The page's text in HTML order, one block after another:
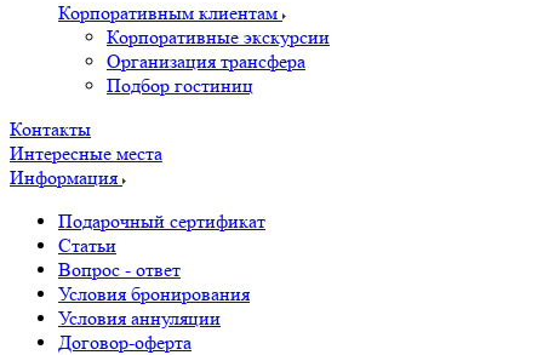
Корпоративным клиентам
Корпоративные экскурсии
Организация трансфера
Подбор гостиниц
Контакты
Интересные места
Информация
Подарочный сертификат
Статьи
Вопрос - ответ
Условия бронирования
Условия аннуляции
Договор-оферта